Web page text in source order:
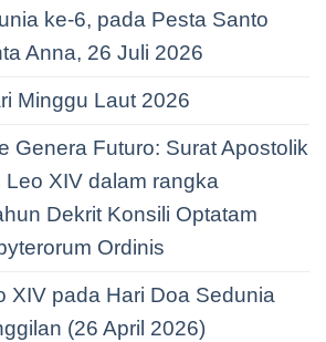
ke-6, pada Pesta Santo
Anna, 26 Juli 2026
Minggu Laut 2026
Genera Futuro: Surat Apostolik
XIV dalam rangka
Dekrit Konsili Optatam
Ordinis
XIV pada Hari Doa Sedunia
(26 April 2026)